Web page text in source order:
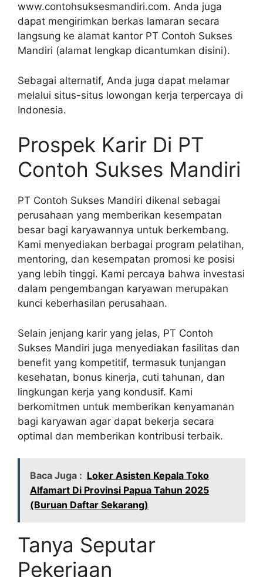
www.contohsuksesmandiri.com. Anda juga
dapat mengirimkan berkas lamaran secara
langsung ke alamat kantor PT Contoh Sukses
Mandiri (alamat lengkap dicantumkan disini).
Sebagai alternatif, Anda juga dapat melamar
melalui situs-situs lowongan kerja terpercaya di
Indonesia.
Prospek Karir Di PT
Contoh Sukses Mandiri
PT Contoh Sukses Mandiri dikenal sebagai
perusahaan yang memberikan kesempatan
besar bagi karyawannya untuk berkembang.
Kami menyediakan berbagai program pelatihan,
mentoring, dan kesempatan promosi ke posisi
yang lebih tinggi. Kami percaya bahwa investasi
dalam pengembangan karyawan merupakan
kunci keberhasilan perusahaan.
Selain jenjang karir yang jelas, PT Contoh
Sukses Mandiri juga menyediakan fasilitas dan
benefit yang kompetitif, termasuk tunjangan
kesehatan, bonus kinerja, cuti tahunan, dan
lingkungan kerja yang kondusif. Kami
berkomitmen untuk memberikan kenyamanan
bagi karyawan agar dapat bekerja secara
optimal dan memberikan kontribusi terbaik.
Baca Juga : Loker Asisten Kepala Toko
Alfamart Di Provinsi Papua Tahun 2025
(Buruan Daftar Sekarang)
Tanya Seputar
Pekerjaan